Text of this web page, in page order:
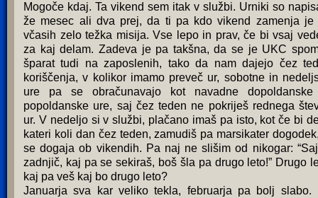
Mogoče kdaj. Ta vikend sem itak v službi. Urniki so
že mesec ali dva prej, da ti pa kdo vikend zamenja je
včasih zelo težka misija. Vse lepo in prav, če bi vsaj
za kaj delam. Zadeva je pa takšna, da se je UKC
šparat tudi na zaposlenih, tako da nam dajejo čez
koriščenja, v kolikor imamo preveč ur, sobotne in
ure pa se obračunavajo kot navadne
popoldanske ure, saj čez teden ne pokriješ rednega
ur. V nedeljo si v službi, plačano imaš pa isto, kot če bi
kateri koli dan čez teden, zamudiš pa marsikater
se dogaja ob vikendih. Pa naj ne slišim od nikogar:
zadnjič, kaj pa se sekiraš, boš šla pa drugo leto!” Drugo
kaj pa veš kaj bo drugo leto?
Januarja sva kar veliko tekla, februarja pa bolj slabo.